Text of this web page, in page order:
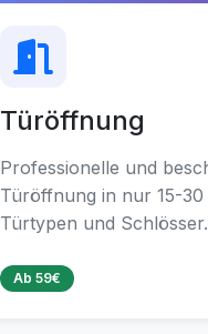
Türöffnung
Professionelle und
Türöffnung in nur 15-
Türtypen und Schlösser.
Ab 59€